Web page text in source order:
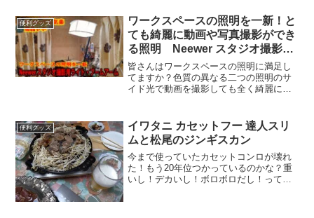
microSDXCメモリーカードが1万以下で
買えます
便利グッズ
ワークスペースの照明を一新！と
ても綺麗に動画や写真撮影ができ
る照明 Neewer スタジオ撮影用
ライト・壁掛けブームアーム・ソ
フトボックスディフューザー
皆さんはワークスペースの照明に満足し
てますか？色質の異なる二つの照明のサ
イド光で動画を撮影しても全く綺麗に映
ト・壁掛けブームアーム・ソフトボック
スディフューザーです。
便利グッズ
イワタニ カセットフー 達人スリ
ムと松尾のジンギスカン
今まで使っていたカセットコンロが壊れ
た！もう20年位つかっているのかな？重
いし！デカいし！ボロボロだし！って事